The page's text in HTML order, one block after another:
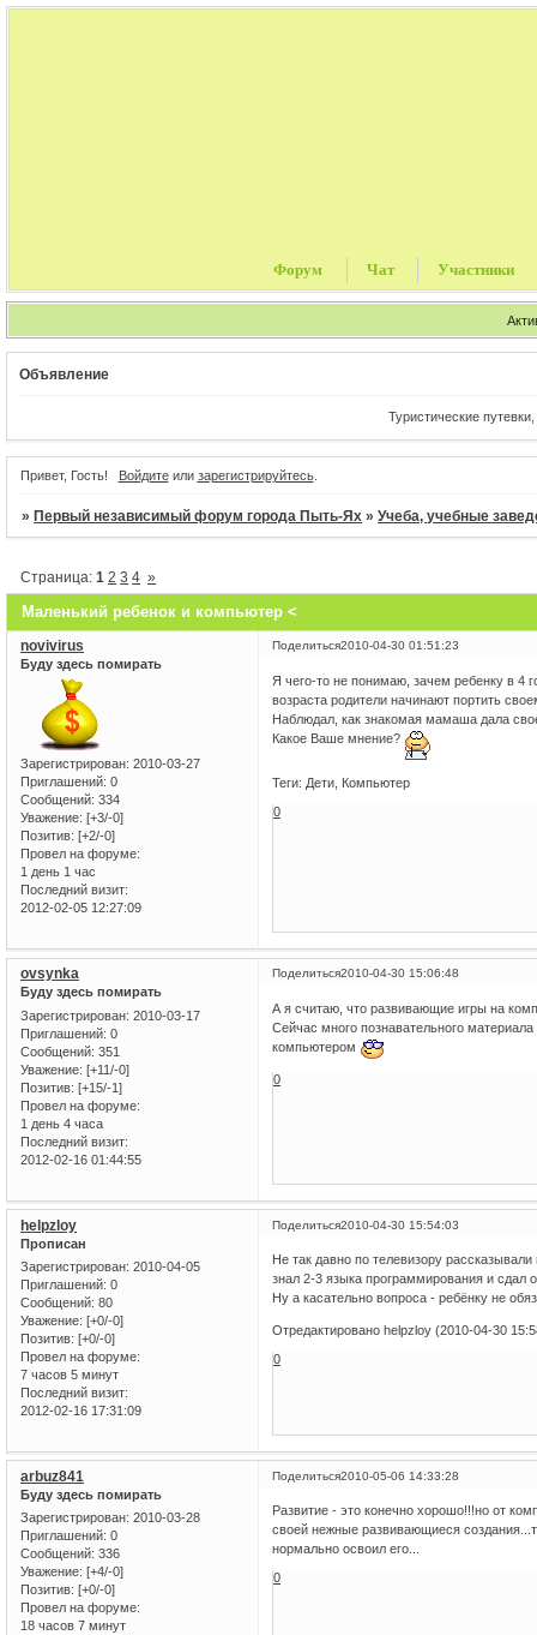
Форум Чат Участники
Объявление
Туристические путевки, цены от
Привет, Гость! Войдитеили зарегистрируйтесь.
»Первый независимый форум города Пыть-Ях »Учеба, учебные
Маленький ребенок и компьютер <
Страница:1 2 3 4 »
Поделиться2010-04-30 01:51:23
novivirus
Буду здесь помирать
Зарегистрирован: 2010-03-27
Приглашений: 0
Сообщений: 334
Уважение: [+3/-0]
Позитив: [+2/-0]
Провел на форуме:
1 день 1 час
Последний визит:
2012-02-05 12:27:09
Я чего-то не понимаю, зачем ребенку в 4
возраста родители начинают портить
Наблюдал, как знакомая мамаша дала
Какое Ваше мнение?
Теги: Дети, Компьютер
0
Поделиться2010-04-30 15:06:48
ovsynka
Буду здесь помирать
Зарегистрирован: 2010-03-17
Приглашений: 0
Сообщений: 351
Уважение: [+11/-0]
Позитив: [+15/-1]
Провел на форуме:
1 день 4 часа
Последний визит:
2012-02-16 01:44:55
А я считаю, что развивающие игры на
Сейчас много познавательного
компьютером
0
Поделиться2010-04-30 15:54:03
helpzloy
Прописан
Зарегистрирован: 2010-04-05
Приглашений: 0
Сообщений: 80
Уважение: [+0/-0]
Позитив: [+0/-0]
Провел на форуме:
7 часов 5 минут
Последний визит:
2012-02-16 17:31:09
Не так давно по телевизору
знал 2-3 языка программирования и сдал
Ну а касательно вопроса - ребёнку не
Отредактировано helpzloy (2010-04-30
0
Поделиться2010-05-06 14:33:28
arbuz841
Буду здесь помирать
Зарегистрирован: 2010-03-28
Приглашений: 0
Сообщений: 336
Уважение: [+4/-0]
Позитив: [+0/-0]
Провел на форуме:
18 часов 7 минут
Развитие - это конечно хорошо!!!но от
своей нежные развивающиеся
нормально освоил его...
0